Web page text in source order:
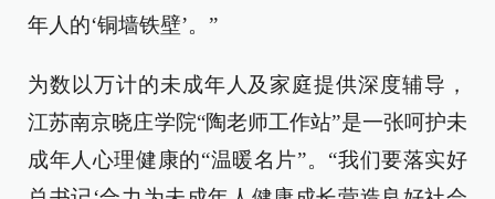
年人的‘铜墙铁壁’。”
为数以万计的未成年人及家庭提供深度辅导，
江苏南京晓庄学院“陶老师工作站”是一张呵护未
成年人心理健康的“温暖名片”。“我们要落实好